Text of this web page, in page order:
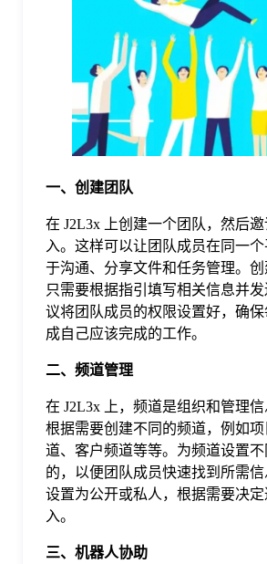
一、创建团队
在 J2L3x 上创建一个团队，然后
入。这样可以让团队成员在同一
于沟通、分享文件和任务管理。创
只需要根据指引填写相关信息并
议将团队成员的权限设置好，确
成自己应该完成的工作。
二、频道管理
在 J2L3x 上，频道是组织和管理
根据需要创建不同的频道，例如
道、客户频道等等。为频道设置不
的，以便团队成员快速找到所需
设置为公开或私人，根据需要决
入。
三、机器人协助